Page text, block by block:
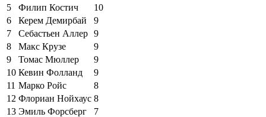
5
Филип Костич
10
6
Керем Демирбай
9
7
Себастьен Аллер 9
8
Макс Крузе
9
9
Томас Мюллер
9
10 Кевин Фолланд
9
11 Марко Ройс
8
12 Флориан Нойхаус 8
13 Эмиль Форсберг
7